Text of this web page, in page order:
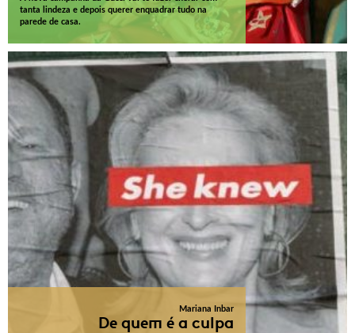
tanta lindeza e depois querer enquadrar tudo na
parede de casa.
Mariana Inbar
De quem é a culpa